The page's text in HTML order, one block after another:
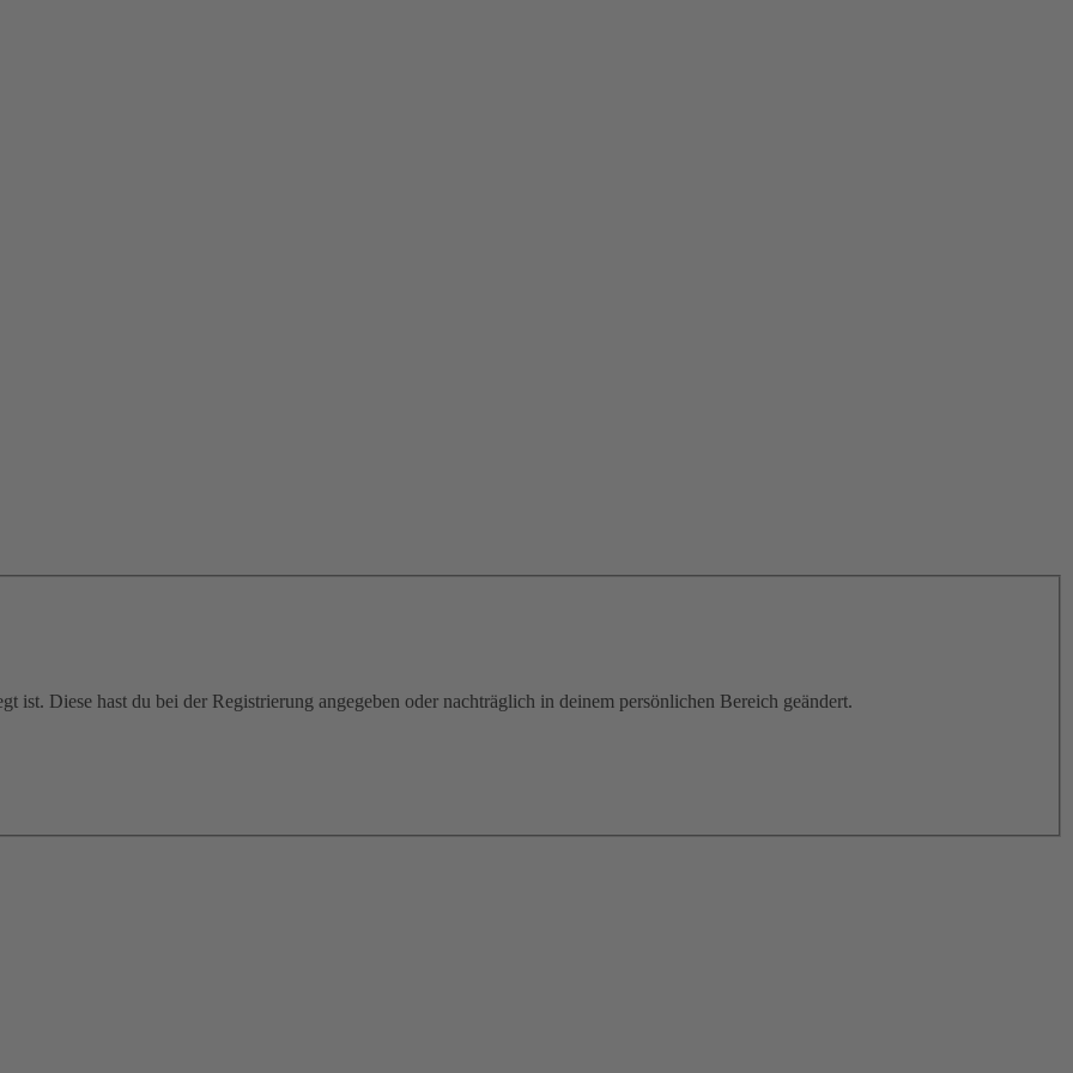
ist. Diese hast du bei der Registrierung angegeben oder nachträglich in deinem persönlichen Bereich geändert.